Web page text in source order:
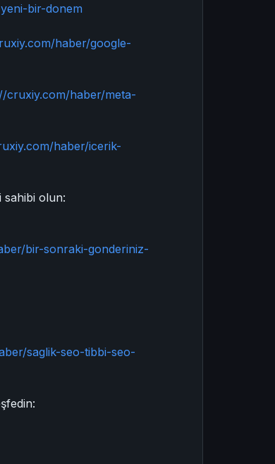
bir-donem
haber/google-
cruxiy.com/haber/meta-
haber/icerik-
sahibi olun:
bir-sonraki-gonderiniz-
saglik-seo-tibbi-seo-